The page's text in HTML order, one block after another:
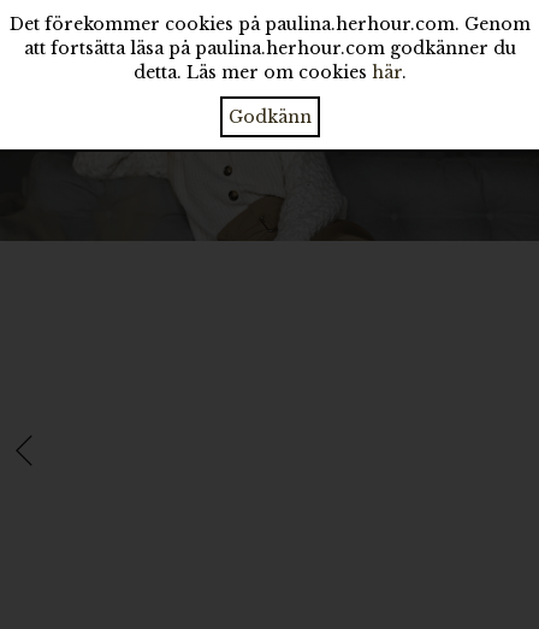
Det förekommer cookies på paulina.herhour.com. Genom
att fortsätta läsa på paulina.herhour.com godkänner du
detta. Läs mer om cookies här.
Godkänn